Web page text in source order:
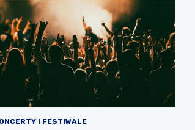
I FESTIWALE